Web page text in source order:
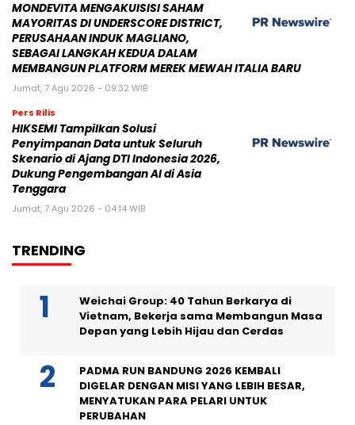
MONDEVITA MENGAKUISISI SAHAM
MAYORITAS DI UNDERSCORE DISTRICT,
PERUSAHAAN INDUK MAGLIANO,
SEBAGAI LANGKAH KEDUA DALAM
MEMBANGUN PLATFORM MEREK MEWAH ITALIA BARU
Jumat, 7 Agu 2026 - 09:32 WIB
Pers Rilis
HIKSEMI Tampilkan Solusi
Penyimpanan Data untuk Seluruh
Skenario di Ajang DTI Indonesia 2026,
Dukung Pengembangan AI di Asia
Tenggara
Jumat, 7 Agu 2026 - 04:14 WIB
TRENDING
Weichai Group: 40 Tahun Berkarya di
Vietnam, Bekerja sama Membangun Masa
Depan yang Lebih Hijau dan Cerdas
PADMA RUN BANDUNG 2026 KEMBALI
DIGELAR DENGAN MISI YANG LEBIH BESAR,
MENYATUKAN PARA PELARI UNTUK
PERUBAHAN